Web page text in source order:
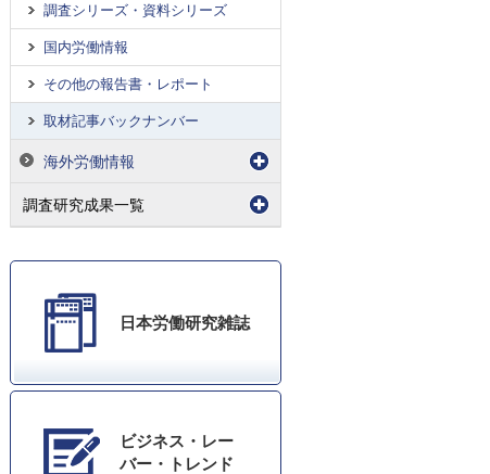
調査シリーズ・資料シリーズ
国内労働情報
その他の報告書・レポート
取材記事バックナンバー
海外労働情報
調査研究成果一覧
日本労働研究雑誌
ビジネス・レー
バー・トレンド